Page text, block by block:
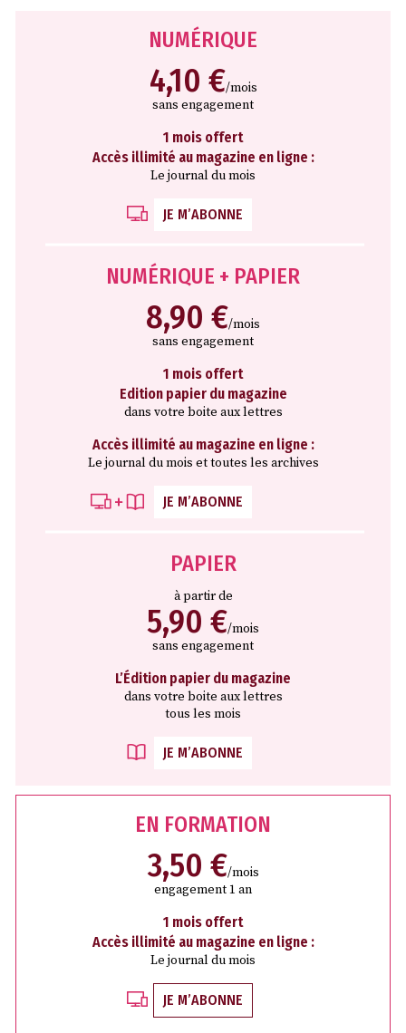
NUMÉRIQUE
4,10 €/mois
sans engagement
1 mois offert
Accès illimité au magazine en ligne :
Le journal du mois
JE M’ABONNE
NUMÉRIQUE + PAPIER
8,90 €/mois
sans engagement
1 mois offert
Edition papier du magazine
dans votre boite aux lettres
Accès illimité au magazine en ligne :
Le journal du mois et toutes les archives
JE M’ABONNE
PAPIER
à partir de
5,90 €/mois
sans engagement
L’Édition papier du magazine
dans votre boite aux lettres
tous les mois
JE M’ABONNE
EN FORMATION
3,50 €/mois
engagement 1 an
1 mois offert
Accès illimité au magazine en ligne :
Le journal du mois
JE M’ABONNE